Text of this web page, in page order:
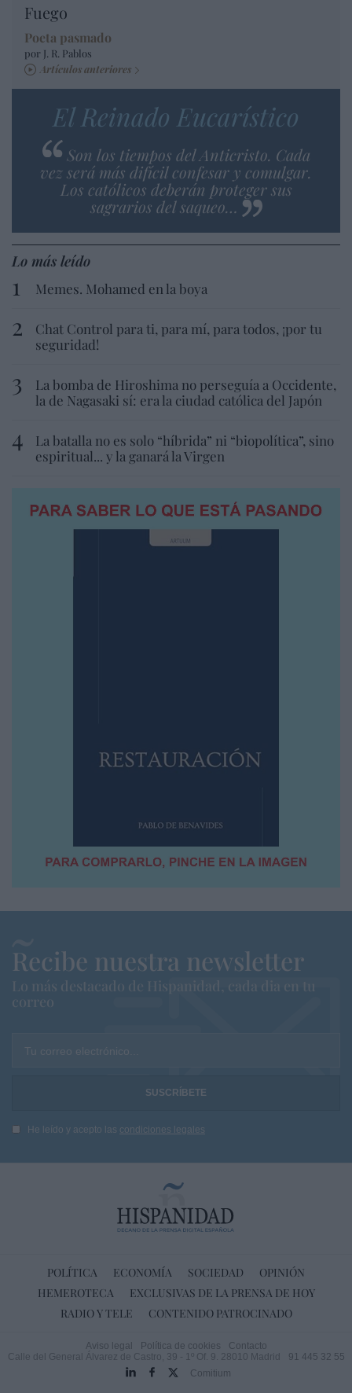
Fuego
Poeta pasmado
por J. R. Pablos
Artículos anteriores
El Reinado Eucarístico
Son los tiempos del Anticristo. Cada
vez será más difícil confesar y comulgar.
Los católicos deberán proteger sus
sagrarios del saqueo…
Lo más leído
Memes. Mohamed en la boya
Chat Control para ti, para mí, para todos, ¡por tu
seguridad!
La bomba de Hiroshima no perseguía a Occidente,
la de Nagasaki sí: era la ciudad católica del Japón
La batalla no es solo “híbrida” ni “biopolítica”, sino
espiritual... y la ganará la Virgen
Recibe nuestra newsletter
Lo más destacado de Hispanidad, cada dia en tu
correo
Tu correo electrónico...
He leído y acepto las condiciones legales
POLÍTICA ECONOMÍA SOCIEDAD
OPINIÓN
HEMEROTECA
EXCLUSIVAS DE LA PRENSA DE HOY
RADIO Y TELE
CONTENIDO PATROCINADO
Aviso legal Política de cookies
Contacto
Calle del General Álvarez de Castro, 39 - 1º Of. 9. 28010 Madrid
91 445 32 55
Comitium